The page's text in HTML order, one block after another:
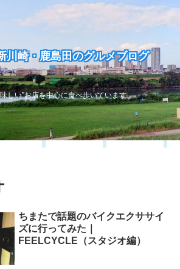
川崎・鹿島田のグルメブログ
しい”お店を中心に食べ歩いています
ちまたで話題のバイクエクササイ
ズに行ってみた｜
FEELCYCLE（スタジオ編）